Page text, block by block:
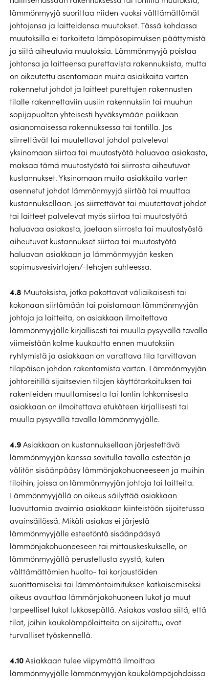
lämmönmyyjä suorittaa niiden vuoksi välttämättömät
johtojensa ja laitteidensa muutokset. Tässä kohdassa
muutoksilla ei tarkoiteta lämpösopimuksen päättymistä
ja siitä aiheutuvia muutoksia. Lämmönmyyjä poistaa
johtonsa ja laitteensa purettavista rakennuksista, mutta
on oikeutettu asentamaan muita asiakkaita varten
rakennetut johdot ja laitteet purettujen rakennusten
tilalle rakennettaviin uusiin rakennuksiin tai muuhun
sopijapuolten yhteisesti hyväksymään paikkaan
asianomaisessa rakennuksessa tai tontilla. Jos
siirrettävät tai muutettavat johdot palvelevat
yksinomaan siirtoa tai muutostyötä haluavaa asiakasta,
maksaa tämä muutostyöstä tai siirrosta aiheutuvat
kustannukset. Yksinomaan muita asiakkaita varten
asennetut johdot lämmönmyyjä siirtää tai muuttaa
kustannuksellaan. Jos siirrettävät tai muutettavat johdot
tai laitteet palvelevat myös siirtoa tai muutostyötä
haluavaa asiakasta, jaetaan siirrosta tai muutostyöstä
aiheutuvat kustannukset siirtoa tai muutostyötä
haluavan asiakkaan ja lämmönmyyjän kesken
sopimusvesivirtojen/-tehojen suhteessa.
4.8 Muutoksista, jotka pakottavat väliaikaisesti tai
kokonaan siirtämään tai poistamaan lämmönmyyjän
johtoja ja laitteita, on asiakkaan ilmoitettava
lämmönmyyjälle kirjallisesti tai muulla pysyvällä tavalla
viimeistään kolme kuukautta ennen muutoksiin
ryhtymistä ja asiakkaan on varattava tila tarvittavan
tilapäisen johdon rakentamista varten. Lämmönmyyjän
johtoreitillä sijaitsevien tilojen käyttötarkoituksen tai
rakenteiden muuttamisesta tai tontin lohkomisesta
asiakkaan on ilmoitettava etukäteen kirjallisesti tai
muulla pysyvällä tavalla lämmönmyyjälle.
4.9Asiakkaan on kustannuksellaan järjestettävä
lämmönmyyjän kanssa sovitulla tavalla esteetön ja
välitön sisäänpääsy lämmönjakohuoneeseen ja muihin
tiloihin, joissa on lämmönmyyjän johtoja tai laitteita.
Lämmönmyyjällä on oikeus säilyttää asiakkaan
luovuttamia avaimia asiakkaan kiinteistöön sijoitetussa
avainsäilössä. Mikäli asiakas ei järjestä
lämmönmyyjälle esteetöntä sisäänpääsyä
lämmönjakohuoneeseen tai mittauskeskukselle, on
lämmönmyyjällä perustellusta syystä, kuten
välttämättömien huolto- tai korjaustöiden
suorittamiseksi tai lämmöntoimituksen katkaisemiseksi
oikeus avauttaa lämmönjakohuoneen lukot ja muut
tarpeelliset lukot lukkosepällä. Asiakas vastaa siitä, että
tilat, joihin kaukolämpölaitteita on sijoitettu, ovat
turvalliset työskennellä.
4.10Asiakkaan tulee viipymättä ilmoittaa
lämmönmyyjälle lämmönmyyjän kaukolämpöjohdoissa